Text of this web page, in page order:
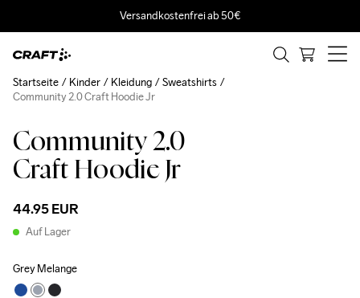
Versandkostenfrei ab 50€
Community 2.0
Craft Hoodie Jr
44.95 EUR
Auf Lager
Grey Melange
Startseite Kinder Kleidung
Sweatshirts
Community 2.0 Craft Hoodie Jr